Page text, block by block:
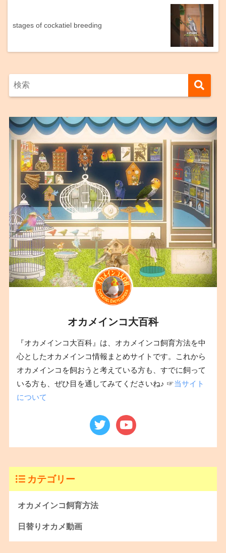
stages of cockatiel breeding
オカメインコ大百科
『オカメインコ大百科』は、オカメインコ飼育方法を中
心としたオカメインコ情報まとめサイトです。これから
オカメインコを飼おうと考えている方も、すでに飼って
いる方も、ぜひ目を通してみてくださいね♪ ☞当サイト
について
カテゴリー
オカメインコ飼育方法
日替りオカメ動画